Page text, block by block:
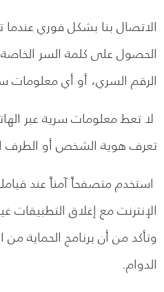
الاتصال بنا بشكل فوري
الحصول على كلمة السر الخاصة
الرقم السري، أو أي معلومات
لا تعط معلومات سرية عبر
تعرف هوية الشخص أو الطرف
استخدم متصفحاً آمناً عند
الإنترنت مع إغلاق التطبيقات
وتأكد من أن برنامج الحماية
الدوام.